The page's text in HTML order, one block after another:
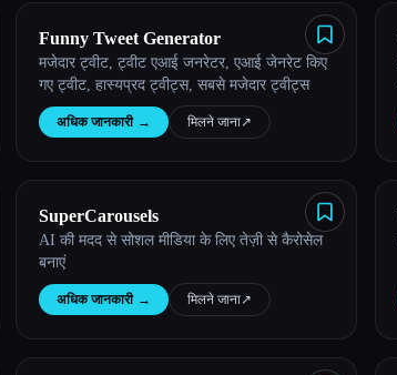
Funny Tweet Generator
मजेदार ट्वीट, ट्वीट एआई जनरेटर, एआई जेनरेट किए
गए ट्वीट, हास्यप्रद ट्वीट्स, सबसे मजेदार ट्वीट्स
अधिक जानकारी → मिलने जाना↗︎
SuperCarousels
AI की मदद से सोशल मीडिया के लिए तेज़ी से कैरोसेल
बनाएं
अधिक जानकारी → मिलने जाना↗︎